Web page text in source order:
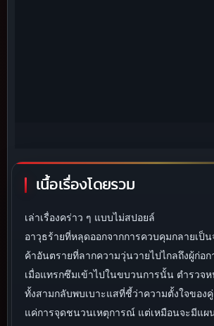
เนื้อเรื่องโดยรวม
เล่าเรื่องคร่าว ๆ แบบไม่สปอยล์
อาวุธร้ายที่หลุดออกจากการควบคุมกลายเป็
ค้าอันตรายที่ลากความวุ่นวายไปไกลถึงผู้ก่อ
เมื่อแทรกซึมเข้าไปในขบวนการนั้น ตำรวจห
ทั้งสามกลับพบเบาะแสที่ชี้ว่าความตั้งใจของ
แค่การจุดชนวนเหตุการณ์ แต่เหมือนจะมีแ